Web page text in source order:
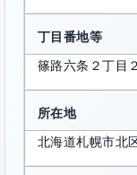
丁目番地等
篠路六条２丁目
所在地
北海道札幌市北